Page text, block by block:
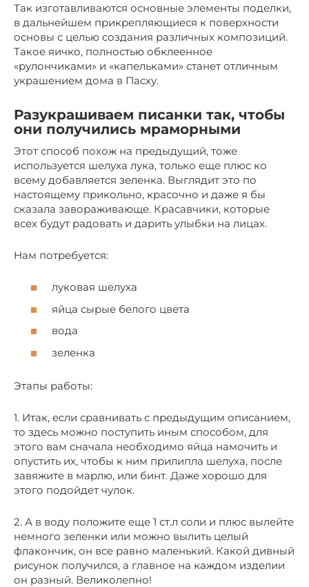
Так изготавливаются основные элементы поделки,
в дальнейшем прикрепляющиеся к поверхности
основы с целью создания различных композиций.
Такое яичко, полностью обклеенное
«рулончиками» и «капельками» станет отличным
украшением дома в Пасху.
Разукрашиваем писанки так, чтобы
они получились мраморными
Этот способ похож на предыдущий, тоже
используется шелуха лука, только еще плюс ко
всему добавляется зеленка. Выглядит это по
настоящему прикольно, красочно и даже я бы
сказала завораживающе. Красавчики, которые
всех будут радовать и дарить улыбки на лицах.
Нам потребуется:
луковая шелуха
яйца сырые белого цвета
вода
зеленка
Этапы работы:
1. Итак, если сравнивать с предыдущим описанием,
то здесь можно поступить иным способом, для
этого вам сначала необходимо яйца намочить и
опустить их, чтобы к ним прилипла шелуха, после
завяжите в марлю, или бинт. Даже хорошо для
этого подойдет чулок.
2. А в воду положите еще 1 ст.л соли и плюс вылейте
немного зеленки или можно вылить целый
флакончик, он все равно маленький. Какой дивный
рисунок получился, а главное на каждом изделии
он разный. Великолепно!